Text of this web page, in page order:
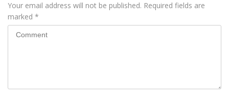
Your email address will not be published. Required fields are
marked *